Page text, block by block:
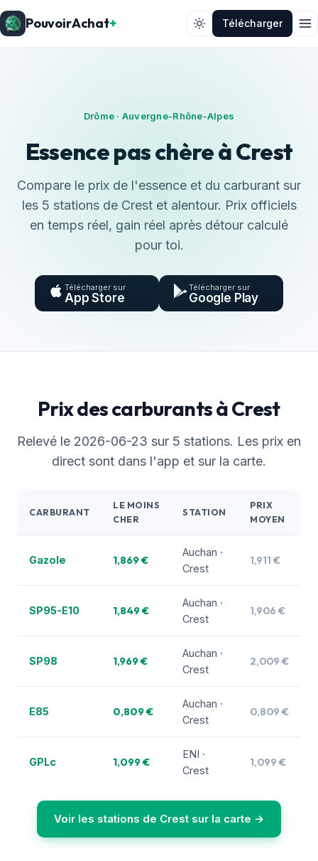
PouvoirAchat+ Télécharger
Drôme · Auvergne-Rhône-Alpes
Essence pas chère à Crest
Compare le prix de l'essence et du carburant sur
les 5 stations de Crest et alentour. Prix officiels
en temps réel, gain réel après détour calculé
pour toi.
Télécharger sur
App Store
Télécharger sur
Google Play
Prix des carburants à Crest
Relevé le 2026-06-23 sur 5 stations. Les prix en
direct sont dans l'app et sur la carte.
CARBURANT
LE MOINS
CHER
STATION
PRIX
MOYEN
Gazole 1,869 €
Auchan ·
Crest
1,911 €
SP95-E10 1,849 €
Auchan ·
Crest
1,906 €
SP98 1,969 €
Auchan ·
Crest
2,009 €
E85 0,809 €
Auchan ·
Crest
0,809 €
GPLc 1,099 €
ENI ·
Crest
1,099 €
Voir les stations de Crest sur la carte →